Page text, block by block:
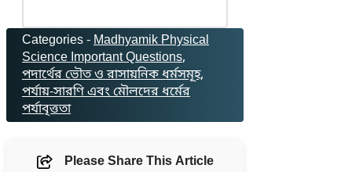
Categories -Madhyamik Physical
Science Important Questions
পদার্থের ভৌত ও রাসায়নিক ধর্মসমূহ
পর্যায়-সারণি এবং মৌলদের ধর্মের
পর্যাবৃত্ততা
Please Share This Article